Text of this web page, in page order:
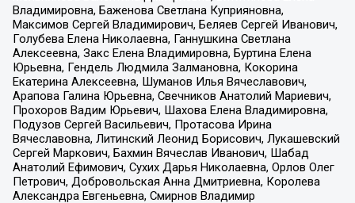
Владимировна, Баженова Светлана Куприяновна,
Максимов Сергей Владимирович, Беляев Сергей Иванович,
Голубева Елена Николаевна, Ганнушкина Светлана
Алексеевна, Закс Елена Владимировна, Буртина Елена
Юрьевна, Гендель Людмила Залмановна, Кокорина
Екатерина Алексеевна, Шуманов Илья Вячеславович,
Арапова Галина Юрьевна, Свечников Анатолий Мариевич,
Прохоров Вадим Юрьевич, Шахова Елена Владимировна,
Подузов Сергей Васильевич, Протасова Ирина
Вячеславовна, Литинский Леонид Борисович, Лукашевский
Сергей Маркович, Бахмин Вячеслав Иванович, Шабад
Анатолий Ефимович, Сухих Дарья Николаевна, Орлов Олег
Петрович, Добровольская Анна Дмитриевна, Королева
Александра Евгеньевна, Смирнов Владимир